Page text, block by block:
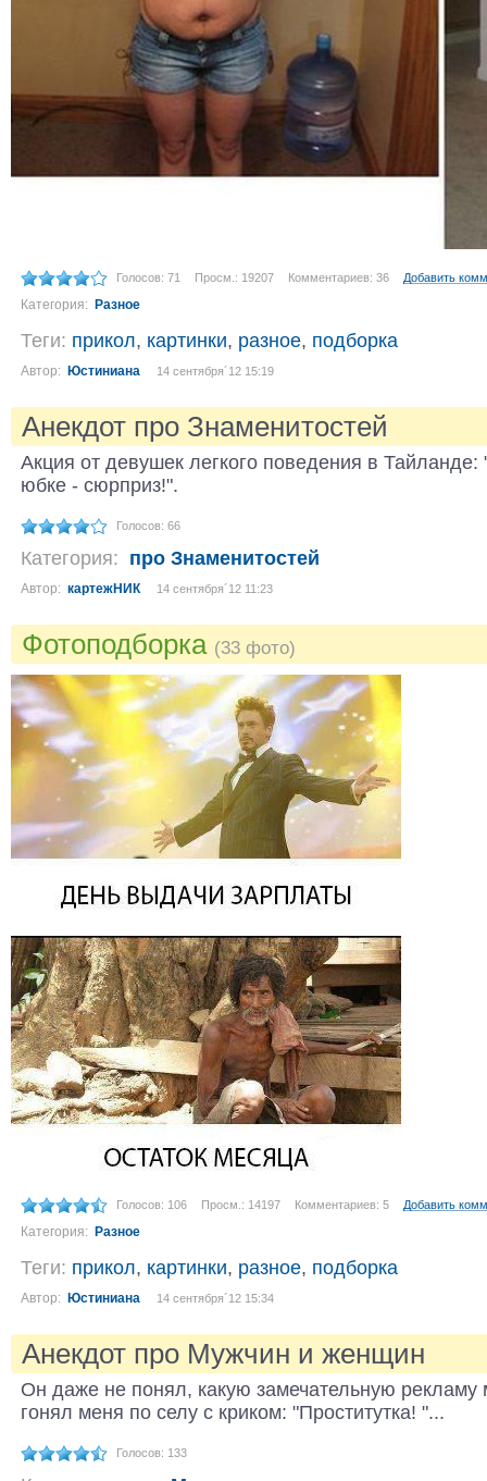
Голосов: 71 Просм.: 19207 Комментариев: 36 Добавить
Категория: Разное
Теги: прикол, картинки, разное, подборка
Автор: Юстиниана 14 сентября´12 15:19
Анекдот про Знаменитостей
Акция от девушек легкого поведения в
юбке - сюрприз!".
Голосов: 66
Категория: про Знаменитостей
Автор: картежНИК 14 сентября´12 11:23
Фотоподборка (33 фото)
Голосов: 106 Просм.: 14197 Комментариев: 5 Добавить
Категория: Разное
Теги: прикол, картинки, разное, подборка
Автор: Юстиниана 14 сентября´12 15:34
Анекдот про Мужчин и женщин
Он даже не понял, какую замечательную рекламу
гонял меня по селу с криком: "Проститутка! "...
Голосов: 133